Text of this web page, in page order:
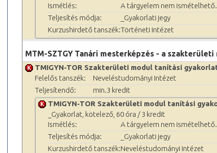
Ismétlés:
A tárgyelem nem ismételhető.
Teljesítés módja:
_Gyakorlati jegy
Kurzushirdető tanszék:Történeti Intézet
MTM-SZTGY Tanári mesterképzés - a
TMIGYN-TOR Szakterületi modul tanítási
Felelős tanszék:
Neveléstudományi Intézet
Teljesítendő:
min.3 kredit
TMIGYN-TOR Szakterületi modul tanítási
_Gyakorlat, kötelező, 60 óra / 3 kredit
Ismétlés:
A tárgyelem nem ismételhető.
Teljesítés módja:
_Gyakorlati jegy
Kurzushirdető tanszék:Neveléstudományi Intézet